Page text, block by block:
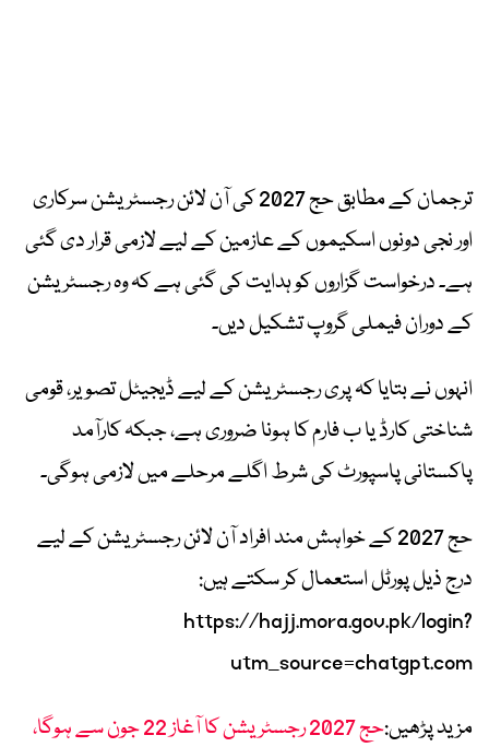
ترجمان کے مطابق حج 2027 کی آن لائن رجسٹریشن سرکاری
اور نجی دونوں اسکیموں کے عازمین کے لیے لازمی قرار دی گئی
ہے۔ درخواست گزاروں کو ہدایت کی گئی ہے کہ وہ رجسٹریشن
کے دوران فیملی گروپ تشکیل دیں۔
انہوں نے بتایا کہ پری رجسٹریشن کے لیے ڈیجیٹل تصویر، قومی
شناختی کارڈ یا ب فارم کا ہونا ضروری ہے، جبکہ کارآمد
پاکستانی پاسپورٹ کی شرط اگلے مرحلے میں لازمی ہوگی۔
حج 2027 کے خواہش مند افراد آن لائن رجسٹریشن کے لیے
درج ذیل پورٹل استعمال کر سکتے ہیں:
https://hajj.mora.gov.pk/login?
utm_source=chatgpt.com
مزید پڑھیں:
حج 2027 رجسٹریشن کا آغاز 22 جون سے ہوگا،